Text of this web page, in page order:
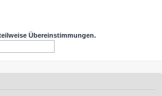
Übereinstimmungen.